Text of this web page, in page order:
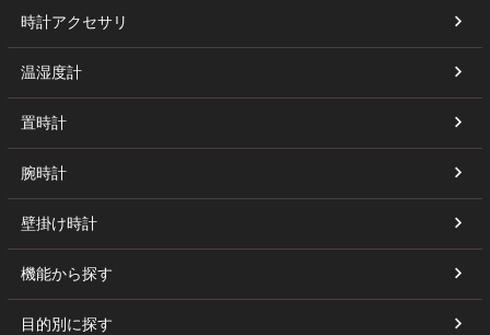
時計アクセサリ
温湿度計
置時計
腕時計
壁掛け時計
機能から探す
目的別に探す